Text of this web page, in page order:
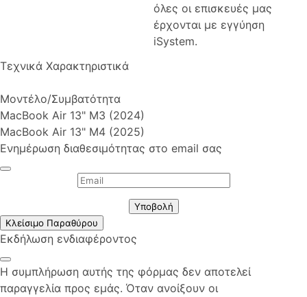
όλες οι επισκευές μας
έρχονται με εγγύηση
iSystem.
Τεχνικά Χαρακτηριστικά
Μοντέλο/Συμβατότητα
MacBook Air 13" M3 (2024)
MacBook Air 13" M4 (2025)
Ενημέρωση διαθεσιμότητας στο email σας
Υποβολή
Κλείσιμο Παραθύρου
Εκδήλωση ενδιαφέροντος
Η συμπλήρωση αυτής της φόρμας δεν αποτελεί
παραγγελία προς εμάς. Όταν ανοίξουν οι